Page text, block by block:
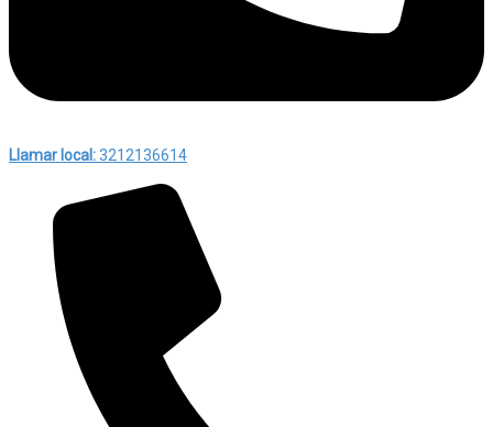
Llamar local:3212136614